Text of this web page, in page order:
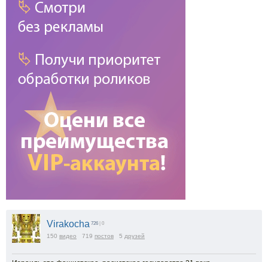
Virakocha 726 | 0
150 видео 719 постов 5 друзей